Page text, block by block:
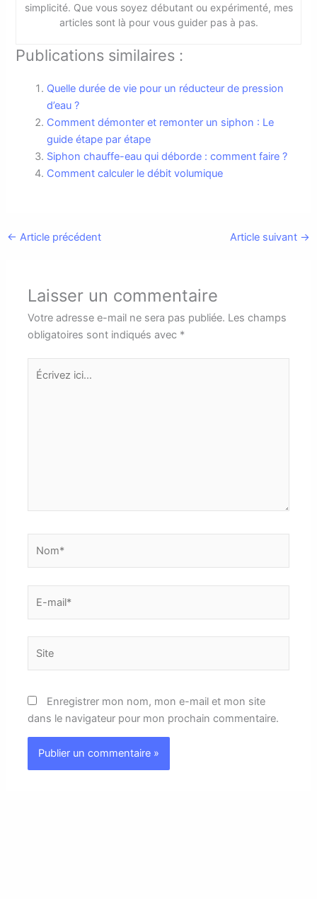
simplicité. Que vous soyez débutant ou expérimenté, mes
articles sont là pour vous guider pas à pas.
Publications similaires :
Quelle durée de vie pour un réducteur de pression
d’eau ?
Comment démonter et remonter un siphon : Le
guide étape par étape
Siphon chauffe-eau qui déborde : comment faire ?
Comment calculer le débit volumique
← Article précédent Article suivant →
Laisser un commentaire
Votre adresse e-mail ne sera pas publiée. Les champs
obligatoires sont indiqués avec *
Écrivez
mail*
Enregistrer mon nom, mon e-mail et mon site
dans le navigateur pour mon prochain commentaire.